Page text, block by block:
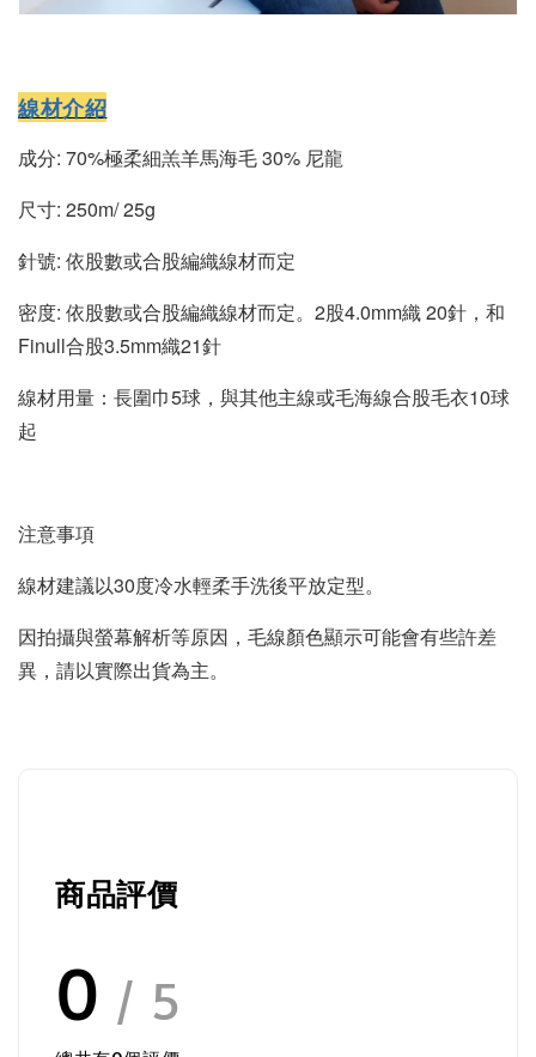
線材介紹
成分: 70%極柔細羔羊馬海毛 30% 尼龍
尺寸: 250m/ 25g
針號: 依股數或合股編織線材而定
密度: 依股數或合股編織線材而定。2股4.0mm織 20針，和
Finull合股3.5mm織21針
線材用量：長圍巾5球，與其他主線或毛海線合股毛衣10球
起
注意事項
線材建議以30度冷水輕柔手洗後平放定型。
因拍攝與螢幕解析等原因，毛線顏色顯示可能會有些許差
異，請以實際出貨為主。
商品評價
0 / 5